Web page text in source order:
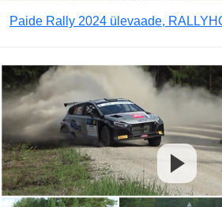
Paide Rally 2024 ülevaade,